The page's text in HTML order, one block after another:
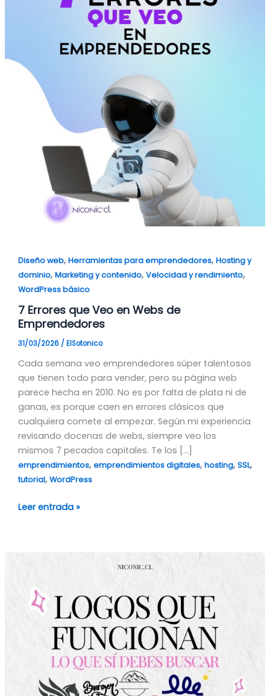
Diseño web, Herramientas para emprendedores, Hosting y
dominio, Marketing y contenido, Velocidad y rendimiento,
WordPress básico
7 Errores que Veo en Webs de
Emprendedores
31/03/2026 / ElSotonico
Cada semana veo emprendedores súper talentosos
que tienen todo para vender, pero su página web
parece hecha en 2010. No es por falta de plata ni de
ganas, es porque caen en errores clásicos que
cualquiera comete al empezar. Según mi experiencia
revisando docenas de webs, siempre veo los
mismos 7 pecados capitales. Te los […]
emprendimientos, emprendimientos digitales, hosting, SSL,
tutorial, WordPress
Emprendedores
Leer entrada »
Funcionan: